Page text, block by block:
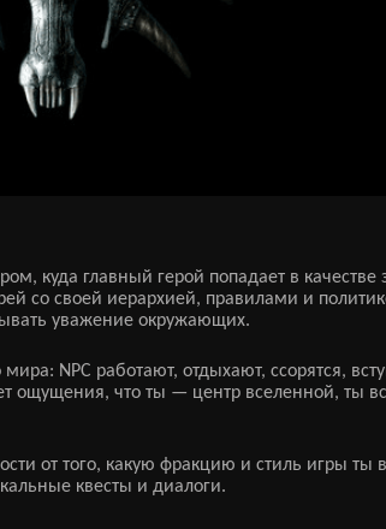
куда главный герой попадает в качестве
со своей иерархией, правилами и
уважение окружающих.
NPC работают, отдыхают, ссорятся,
ощущения, что ты — центр вселенной, ты
от того, какую фракцию и стиль игры
квесты и диалоги.